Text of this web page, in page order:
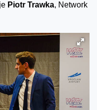
Piotr Trawka, Network